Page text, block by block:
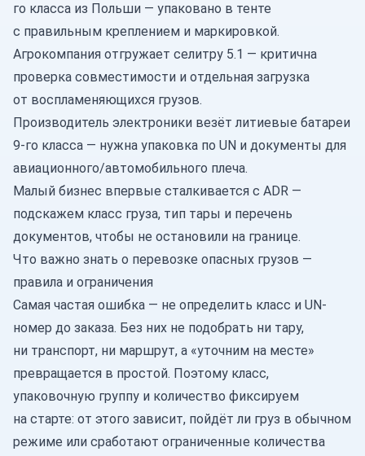
го класса из Польши — упаковано в тенте
с правильным креплением и маркировкой.
Агрокомпания отгружает селитру 5.1 — критична
проверка совместимости и отдельная загрузка
от воспламеняющихся грузов.
Производитель электроники везёт литиевые батареи
9-го класса — нужна упаковка по UN и документы для
авиационного/автомобильного плеча.
Малый бизнес впервые сталкивается с ADR —
подскажем класс груза, тип тары и перечень
документов, чтобы не остановили на границе.
Что важно знать о перевозке опасных грузов —
правила и ограничения
Самая частая ошибка — не определить класс и UN-
номер до заказа. Без них не подобрать ни тару,
ни транспорт, ни маршрут, а «уточним на месте»
превращается в простой. Поэтому класс,
упаковочную группу и количество фиксируем
на старте: от этого зависит, пойдёт ли груз в обычном
режиме или сработают ограниченные количества